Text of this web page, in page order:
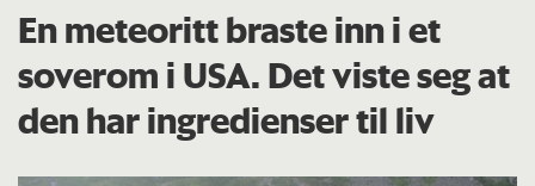
En meteoritt braste inn i et
soverom i USA. Det viste seg at
den har ingredienser til liv